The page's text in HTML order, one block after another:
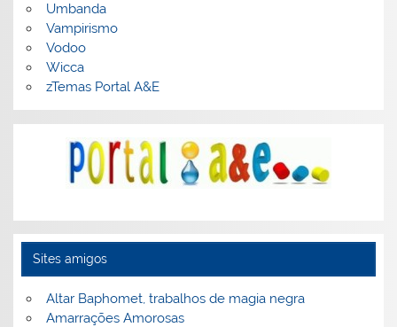
Umbanda
Vampirismo
Vodoo
Wicca
zTemas Portal A&E
Sites amigos
Altar Baphomet, trabalhos de magia negra
Amarrações Amorosas